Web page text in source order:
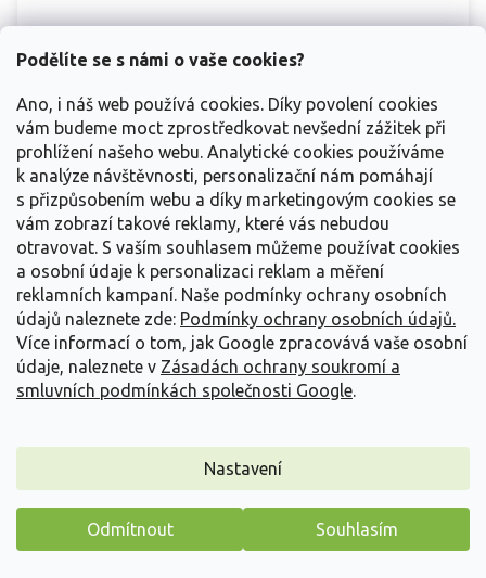
Podělíte se s námi o vaše cookies?
Ano, i náš web používá cookies. Díky povolení cookies
vám budeme moct zprostředkovat nevšední zážitek při
prohlížení našeho webu. Analytické cookies používáme
k analýze návštěvnosti, personalizační nám pomáhají
s přizpůsobením webu a díky marketingovým cookies se
vám zobrazí takové reklamy, které vás nebudou
otravovat. S vaším souhlasem můžeme používat cookies
a osobní údaje k personalizaci reklam a měření
reklamních kampaní. Naše podmínky ochrany osobních
údajů naleznete zde: Podmínky ochrany osobních údajů.
Více informací o tom, jak Google zpracovává vaše osobní
údaje, naleznete v Zásadách ochrany soukromí a
smluvních podmínkách společnosti Google.
Nastavení
Odmítnout Souhlasím
Vavřín vznešený 'Bay Junior'
Laurus nobilis 'Bay Junior'
Skladem 22 ks)
od149 Kč/ ks
Detail
Kompaktní bobkový list do květináče, sytě zelené aromatické
olistění po celý rok. Vavřín vznešený...
Máme pro vás malý dárek